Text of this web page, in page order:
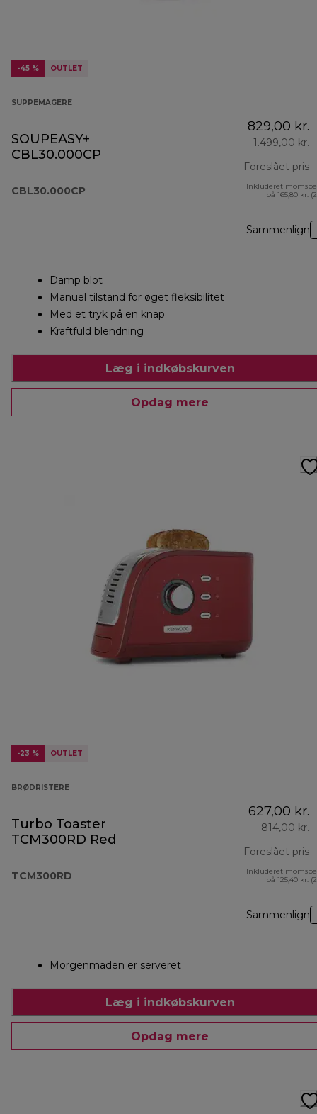
-45 % OUTLET
SUPPEMAGERE
SOUPEASY+
CBL30.000CP
CBL30.000CP
829,00 kr.
1.499,00 kr.
Foreslået pris
Inkluderet
på 165,80 kr.
Sammenlign
Damp blot
Manuel tilstand for øget fleksibilitet
Med et tryk på en knap
Kraftfuld blendning
Læg i indkøbskurven
Opdag mere
-23 % OUTLET
BRØDRISTERE
Turbo Toaster
TCM300RD Red
TCM300RD
627,00 kr.
814,00 kr.
Foreslået pris
Inkluderet
på 125,40 kr.
Sammenlign
Morgenmaden er serveret
Læg i indkøbskurven
Opdag mere